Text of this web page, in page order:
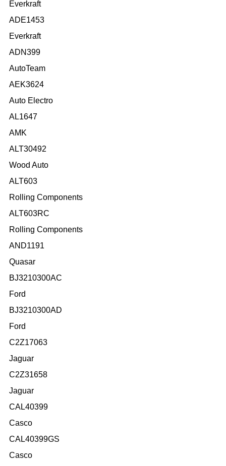
Everkraft
ADE1453
Everkraft
ADN399
AutoTeam
AEK3624
Auto Electro
AL1647
AMK
ALT30492
Wood Auto
ALT603
Rolling Components
ALT603RC
Rolling Components
AND1191
Quasar
BJ3210300AC
Ford
BJ3210300AD
Ford
C2Z17063
Jaguar
C2Z31658
Jaguar
CAL40399
Casco
CAL40399GS
Casco